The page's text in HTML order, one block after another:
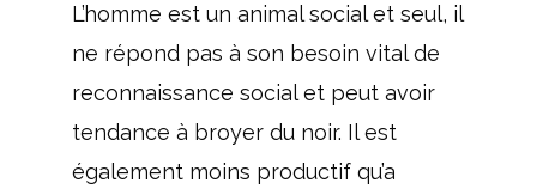
L’homme est un animal social et seul, il
ne répond pas à son besoin vital de
reconnaissance social et peut avoir
tendance à broyer du noir. Il est
également moins productif qu’a